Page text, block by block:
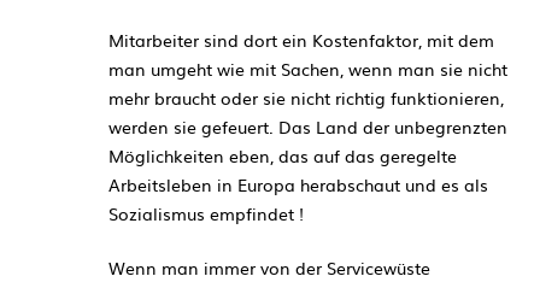
Mitarbeiter sind dort ein Kostenfaktor, mit dem
man umgeht wie mit Sachen, wenn man sie nicht
mehr braucht oder sie nicht richtig funktionieren,
werden sie gefeuert. Das Land der unbegrenzten
Möglichkeiten eben, das auf das geregelte
Arbeitsleben in Europa herabschaut und es als
Sozialismus empfindet !
Wenn man immer von der Servicewüste